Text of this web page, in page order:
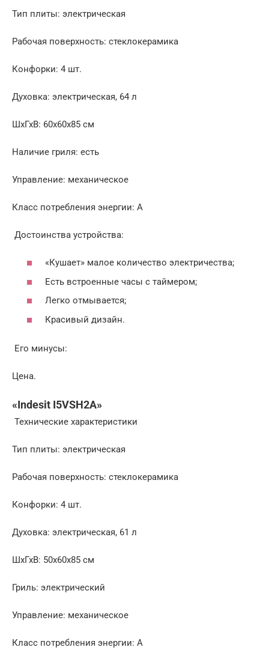
Тип плиты: электрическая
Рабочая поверхность: стеклокерамика
Конфорки: 4 шт.
Духовка: электрическая, 64 л
ШхГхВ: 60x60x85 см
Наличие гриля: есть
Управление: механическое
Класс потребления энергии: А
Достоинства устройства:
«Кушает» малое количество электричества;
Есть встроенные часы с таймером;
Легко отмывается;
Красивый дизайн.
Его минусы:
Цена.
«Indesit I5VSH2A»
Технические характеристики
Тип плиты: электрическая
Рабочая поверхность: стеклокерамика
Конфорки: 4 шт.
Духовка: электрическая, 61 л
ШхГхВ: 50x60x85 см
Гриль: электрический
Управление: механическое
Класс потребления энергии: А